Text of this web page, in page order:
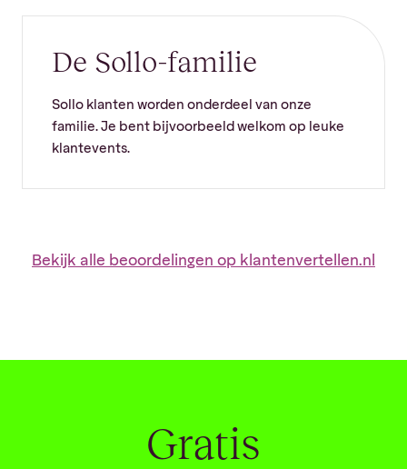
De Sollo-familie
Sollo klanten worden onderdeel van onze
familie. Je bent bijvoorbeeld welkom op leuke
klantevents.
Bekijk alle beoordelingen op klantenvertellen.nl
Gratis